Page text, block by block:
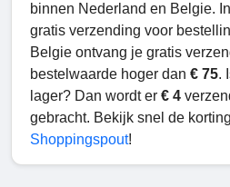
binnen Nederland en Belgie.
gratis verzending voor
Belgie ontvang je gratis
bestelwaarde hoger dan € 75.
lager? Dan wordt er € 4
gebracht. Bekijk snel de
Shoppingspout!